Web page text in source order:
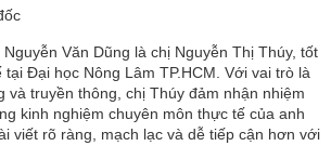
Văn Dũng là chị Nguyễn Thị Thúy, tốt
Đại học Nông Lâm TP.HCM. Với vai trò là
và truyền thông, chị Thúy đảm nhận nhiệm
kinh nghiệm chuyên môn thực tế của anh
viết rõ ràng, mạch lạc và dễ tiếp cận hơn với